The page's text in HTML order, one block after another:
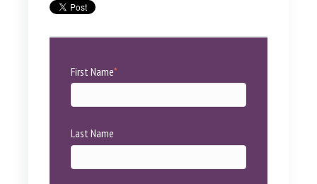
First Name*
Last Name